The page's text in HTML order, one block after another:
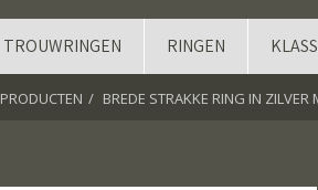
TROUWRINGEN RINGEN
PRODUCTEN BREDE STRAKKE RING IN ZILVER